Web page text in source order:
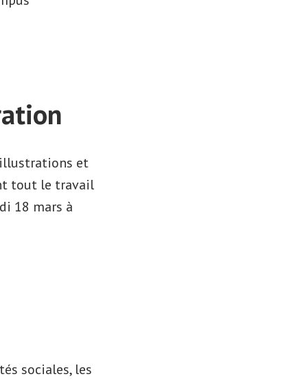
illustrations et
tout le travail
18 mars à
sociales, les